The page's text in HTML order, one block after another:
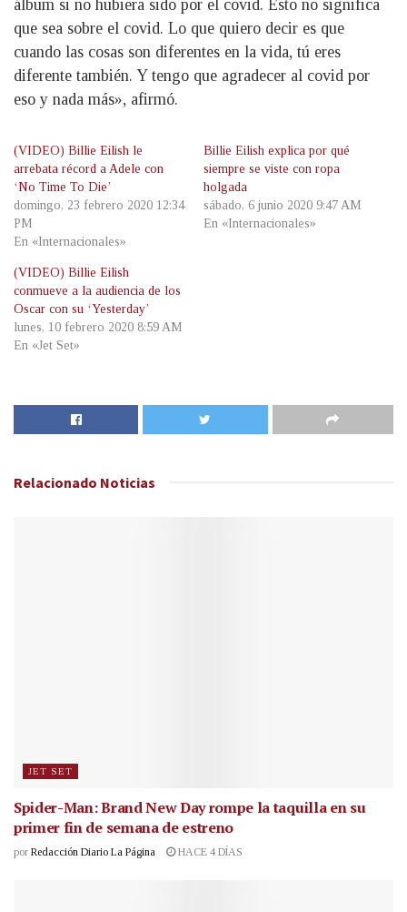
álbum si no hubiera sido por el covid. Esto no significa
que sea sobre el covid. Lo que quiero decir es que
cuando las cosas son diferentes en la vida, tú eres
diferente también. Y tengo que agradecer al covid por
eso y nada más», afirmó.
(VIDEO) Billie Eilish le
arrebata récord a Adele con
‘No Time To Die’
domingo, 23 febrero 2020 12:34
PM
En «Internacionales»
Billie Eilish explica por qué
siempre se viste con ropa
holgada
sábado, 6 junio 2020 9:47 AM
En «Internacionales»
(VIDEO) Billie Eilish
conmueve a la audiencia de los
Oscar con su ‘Yesterday’
lunes, 10 febrero 2020 8:59 AM
En «Jet Set»
Relacionado Noticias
JET SET
Spider-Man: Brand New Day rompe la taquilla en su
primer fin de semana de estreno
por Redacción Diario La Página HACE 4 DÍAS